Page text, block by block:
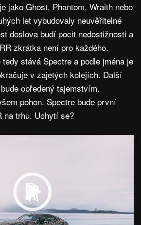
jako Ghost, Phantom, Wraith nebo
let vybudovaly neuvěřitelné
doslova budí pocit nedostižnosti a
zkrátka není pro každého.
stává Spectre a podle jména je
v zajetých kolejích. Další
opředený tajemstvím.
pohon. Spectre bude první
na trhu. Uchytí se?